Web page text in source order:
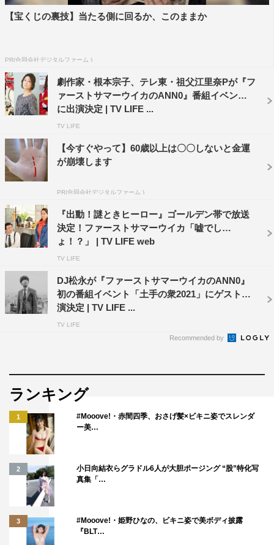
怒髪天
【宝くじの裏技】当たる側に回るか、このままか
PR(合同会社デジタルファーム )
劇作家・根本宗子、テレ東・祖父江里奈Pが『フ
ァーストサマーウイカのANN0』番組イベント
に出演決定 | TV LIFE ...
TV LIFE
【今すぐやって】60歳以上は〇〇しないと金運
が崩壊します
PR(合同会社デジタルファーム )
『出動！謎ときヒーロー』ゴールデン帯で放送
決定！ファーストサマーウイカ「嘘でし
ょ！？」 | TV LIFE web
TV LIFE
DJ松永が『ファーストサマーウイカのANN0』
初の番組イベント「土手の衆2021」にゲスト出
演決定 | TV LIFE ...
TV LIFE
Recommended by
ランキング
1
#Mooove!・赤間四季、おさげ髪×ビキニ姿でスレンダ
ー美…
2
小日向結衣らグラドル6人が大胆ポージング “股”特化写
真集「…
3
#Mooove!・姫野ひなの、ビキニ姿で美ボディ披露
『BLT…